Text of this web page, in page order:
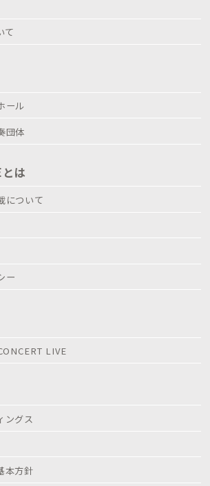
て
ール
団体
は
について
ー
LIVE
ングス
本方針